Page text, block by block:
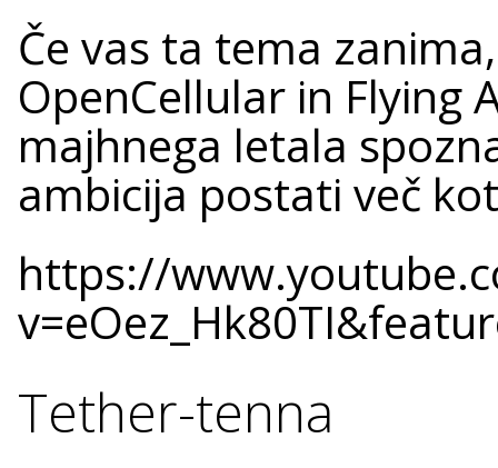
Če vas ta tema
OpenCellular in Flying
majhnega letala
ambicija postati več
https://
Tether-tenna